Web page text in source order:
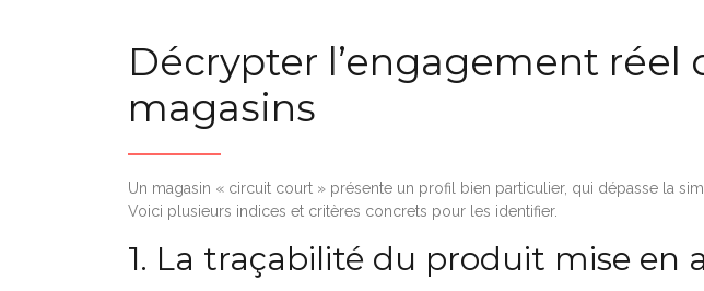
Décrypter l’engagement réel
magasins
Un magasin « circuit court » présente un profil bien particulier, qui dépasse la
Voici plusieurs indices et critères concrets pour les identifier.
1. La traçabilité du produit mise en